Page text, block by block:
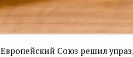
Европейский Союз решил